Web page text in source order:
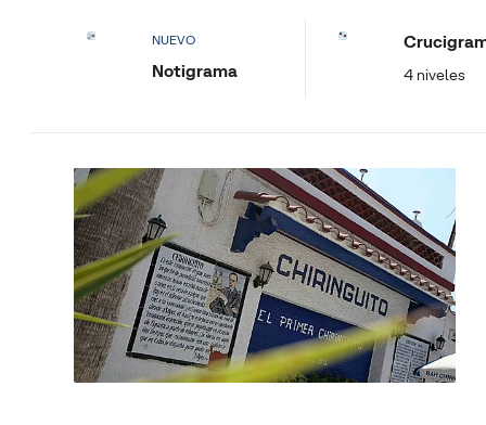
NUEVO
Notigrama 4 niveles